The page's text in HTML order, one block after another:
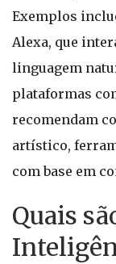
Exemplos
Alexa, que
linguagem
plataformas
recomendam
artístico,
com base em
Quais